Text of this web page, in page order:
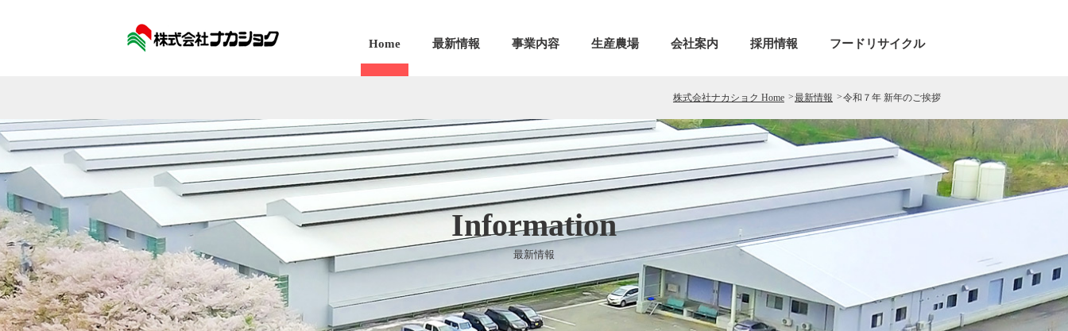
Home 最新情報 事業内容 生産農場 会社案内 採用情報 フードリサイクル
株式会社ナカショク Home 最新情報 令和７年 新年のご挨拶
Information
最新情報